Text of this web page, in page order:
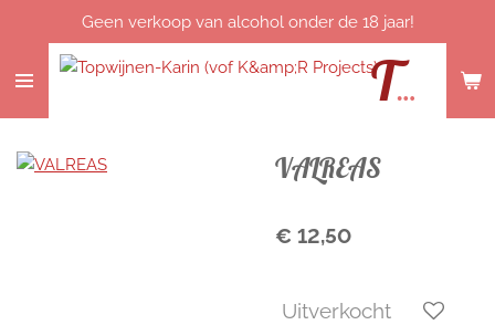
direct
naar
Topwijnen-Karin
Geen verkoop van alcohol onder de 18 jaar!
VALREAS
€ 12,50
Uitverkocht